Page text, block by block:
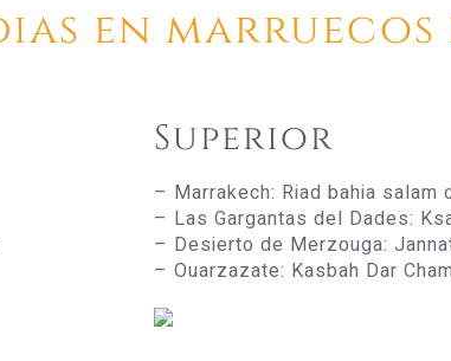
en
Superior
– Marrakech: Riad bahia salam
– Las Gargantas del Dades:
– Desierto de Merzouga:
– Ouarzazate: Kasbah Dar